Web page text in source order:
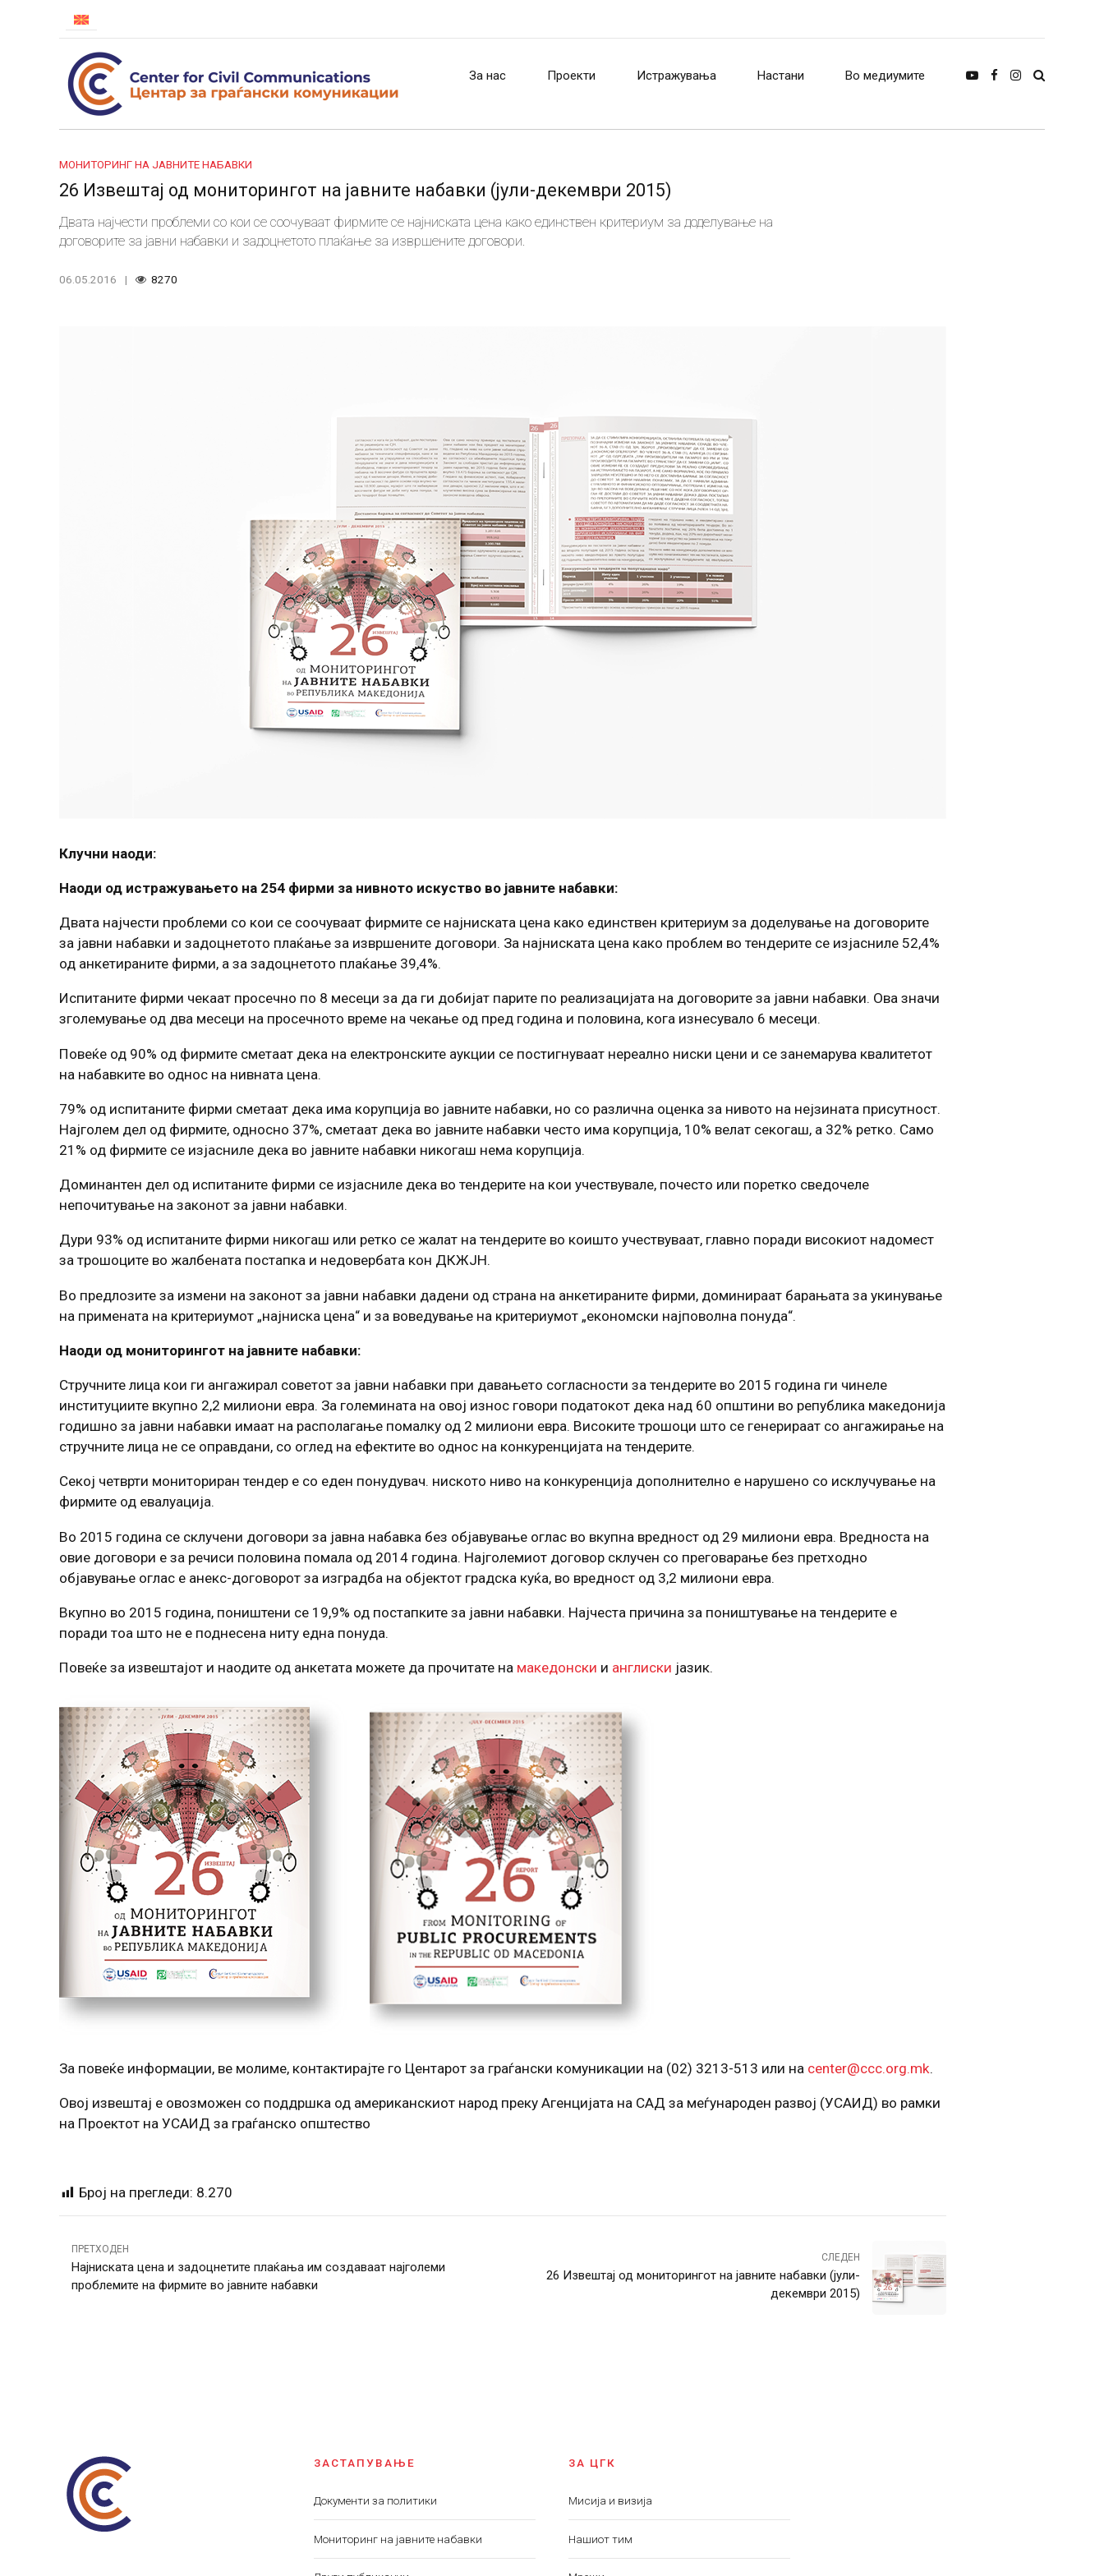
За нас Проекти Истражувања Настани Во медиумите
МОНИТОРИНГ НА ЈАВНИТЕ НАБАВКИ
26 Извештај од мониторингот на јавните набавки (јули-декември 2015)
Двата најчести проблеми со кои се соочуваат фирмите се најниската цена како единствен критериум за доделување на
договорите за јавни набавки и задоцнетото плаќање за извршените договори.
06.05.2016 8270
Клучни наоди:
Наоди од истражувањето на 254 фирми за нивното искуство во јавните набавки:
Двата најчести проблеми со кои се соочуваат фирмите се најниската цена како единствен критериум за доделување на договорите
за јавни набавки и задоцнетото плаќање за извршените договори. За најниската цена како проблем во тендерите се изјасниле 52,4%
од анкетираните фирми, а за задоцнетото плаќање 39,4%.
Испитаните фирми чекаат просечно по 8 месеци за да ги добијат парите по реализацијата на договорите за јавни набавки. Ова значи
зголемување од два месеци на просечното време на чекање од пред година и половина, кога изнесувало 6 месеци.
Повеќе од 90% од фирмите сметаат дека на електронските аукции се постигнуваат нереално ниски цени и се занемарува квалитетот
на набавките во однос на нивната цена.
79% од испитаните фирми сметаат дека има корупција во јавните набавки, но со различна оценка за нивото на нејзината присутност.
Најголем дел од фирмите, односно 37%, сметаат дека во јавните набавки често има корупција, 10% велат секогаш, а 32% ретко. Само
21% од фирмите се изјасниле дека во јавните набавки никогаш нема корупција.
Доминантен дел од испитаните фирми се изјасниле дека во тендерите на кои учествувале, почесто или поретко сведочеле
непочитување на законот за јавни набавки.
Дури 93% од испитаните фирми никогаш или ретко се жалат на тендерите во коишто учествуваат, главно поради високиот надомест
за трошоците во жалбената постапка и недовербата кон ДКЖЈН.
Во предлозите за измени на законот за јавни набавки дадени од страна на анкетираните фирми, доминираат барањата за укинување
на примената на критериумот „најниска цена“ и за воведување на критериумот „економски најповолна понуда“.
Наоди од мониторингот на јавните набавки:
Стручните лица кои ги ангажирал советот за јавни набавки при давањето согласности за тендерите во 2015 година ги чинеле
институциите вкупно 2,2 милиони евра. За големината на овој износ говори податокот дека над 60 општини во република македонија
годишно за јавни набавки имаат на располагање помалку од 2 милиони евра. Високите трошоци што се генерираат со ангажирање на
стручните лица не се оправдани, со оглед на ефектите во однос на конкуренцијата на тендерите.
Секој четврти мониториран тендер е со еден понудувач. ниското ниво на конкуренција дополнително е нарушено со исклучување на
фирмите од евалуација.
Во 2015 година се склучени договори за јавна набавка без објавување оглас во вкупна вредност од 29 милиони евра. Вредноста на
овие договори е за речиси половина помала од 2014 година. Најголемиот договор склучен со преговарање без претходно
објавување оглас е анекс-договорот за изградба на објектот градска куќа, во вредност од 3,2 милиони евра.
Вкупно во 2015 година, поништени се 19,9% од постапките за јавни набавки. Најчеста причина за поништување на тендерите е
поради тоа што не е поднесена ниту една понуда.
Повеќе за извештајот и наодите од анкетата можете да прочитате на македонски и англиски јазик.
За повеќе информации, ве молиме, контактирајте го Центарот за граѓански комуникации на (02) 3213-513 или на center@ccc.org.mk.
Овој извештај е овозможен со поддршка од американскиот народ преку Агенцијата на САД за меѓународен развој (УСАИД) во рамки
на Проектот на УСАИД за граѓанско општество
Број на прегледи: 8.270
ПРЕТХОДЕН
Најниската цена и задоцнетите плаќања им создаваат најголеми
проблемите на фирмите во јавните набавки
СЛЕДЕН
26 Извештај од мониторингот на јавните набавки (јули-
декември 2015)
ЗАСТАПУВАЊЕ
Документи за политики
Мониторинг на јавните набавки
ЗА ЦГК
Мисија и визија
Нашиот тим